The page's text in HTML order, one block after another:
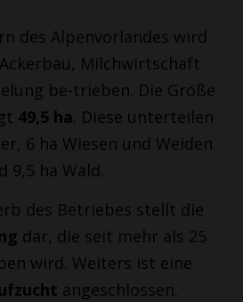
des Alpenvorlandes wird
Milchwirtschaft
be-trieben. Die Größe
49,5 ha. Diese unterteilen
6 ha Wiesen und Weiden
9,5 ha Wald.
des Betriebes stellt die
dar, die seit mehr als 25
wird. Weiters ist eine
angeschlossen.